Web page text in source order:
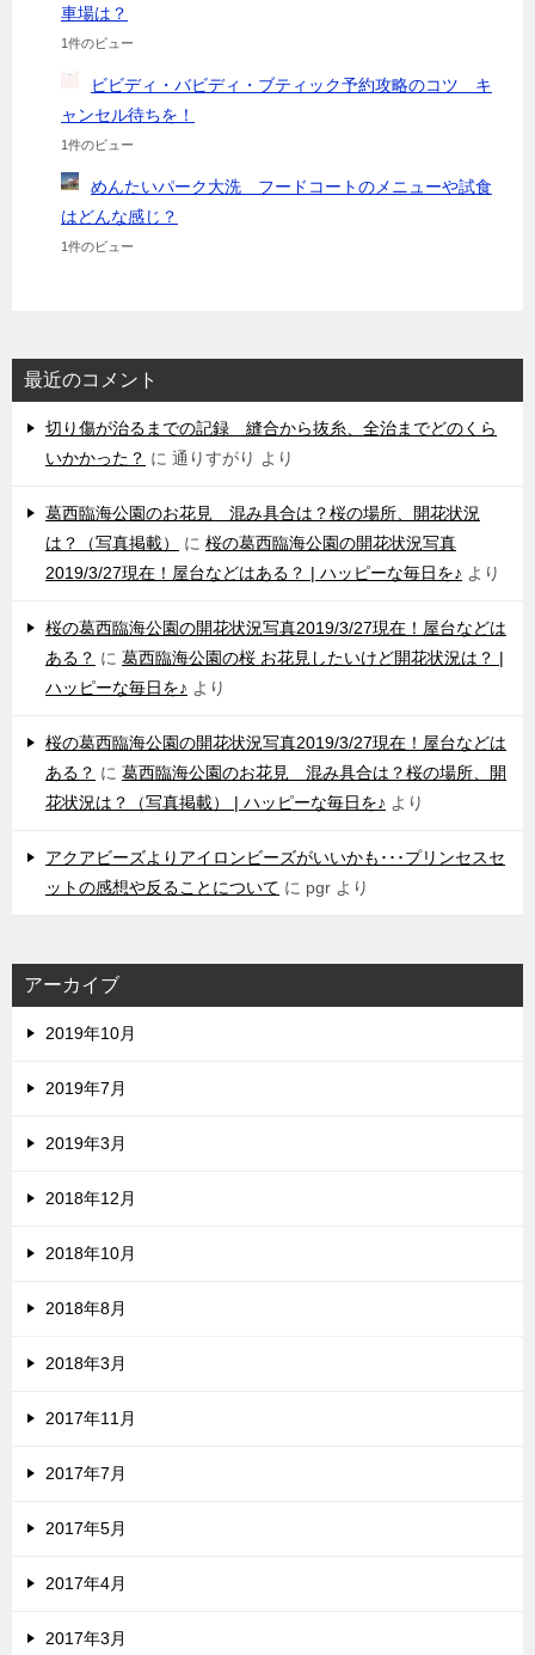
車場は？
1件のビュー
ビビディ・バビディ・ブティック予約攻略のコツ キ
ャンセル待ちを！
1件のビュー
めんたいパーク大洗 フードコートのメニューや試食
はどんな感じ？
1件のビュー
最近のコメント
切り傷が治るまでの記録 縫合から抜糸、全治までどのくら
いかかった？ に 通りすがり より
葛西臨海公園のお花見 混み具合は？桜の場所、開花状況
は？（写真掲載）
に 桜の葛西臨海公園の開花状況写真
2019/3/27現在！屋台などはある？ | ハッピーな毎日を♪ より
桜の葛西臨海公園の開花状況写真2019/3/27現在！屋台などは
ある？ に 葛西臨海公園の桜 お花見したいけど開花状況は？ |
ハッピーな毎日を♪ より
桜の葛西臨海公園の開花状況写真2019/3/27現在！屋台などは
ある？ に 葛西臨海公園のお花見 混み具合は？桜の場所、開
花状況は？（写真掲載） | ハッピーな毎日を♪ より
アクアビーズよりアイロンビーズがいいかも･･･プリンセスセ
ットの感想や反ることについて に pgr より
アーカイブ
2019年10月
2019年7月
2019年3月
2018年12月
2018年10月
2018年8月
2018年3月
2017年11月
2017年7月
2017年5月
2017年4月
2017年3月